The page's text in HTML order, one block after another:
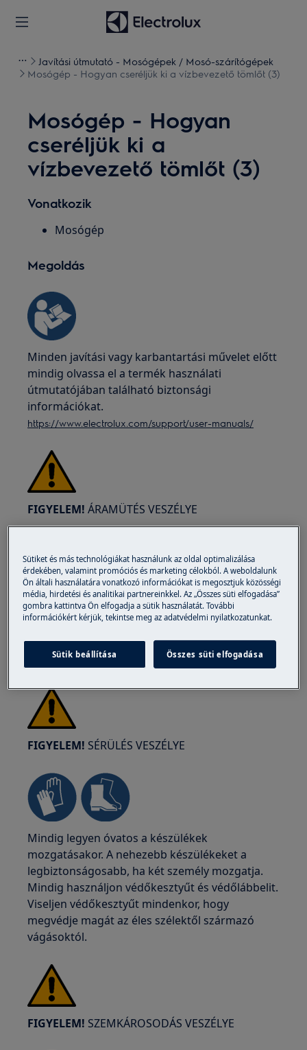
Javítási útmutató - Mosógépek / Mosó-szárítógépek
Mosógép - Hogyan cseréljük ki a vízbevezető tömlőt (3)
Mosógép - Hogyan
cseréljük ki a
vízbevezető tömlőt (3)
Vonatkozik
Mosógép
Megoldás
Minden javítási vagy karbantartási művelet előtt
mindig olvassa el a termék használati
útmutatójában található biztonsági
információkat.
https://www.electrolux.com/support/user-manuals/
FIGYELEM! ÁRAMÜTÉS VESZÉLYE
műveletet végezne, kapcsolja ki a készüléket és
húzza ki a hálózati csatlakozót a konnektorból.
FIGYELEM! SÉRÜLÉS VESZÉLYE
Mindig legyen óvatos a készülékek
mozgatásakor. A nehezebb készülékeket a
legbiztonságosabb, ha két személy mozgatja.
Mindig használjon védőkesztyűt és védőlábbelit.
Viseljen védőkesztyűt mindenkor, hogy
megvédje magát az éles szélektől származó
vágásoktól.
FIGYELEM! SZEMKÁROSODÁS VESZÉLYE
Sütiket és más technológiákat használunk az oldal optimalizálása
érdekében, valamint promóciós és marketing célokból. A weboldalunk
Ön általi használatára vonatkozó információkat is megosztjuk közösségi
média, hirdetési és analitikai partnereinkkel. Az „Összes süti elfogadása”
gombra kattintva Ön elfogadja a sütik használatát. További
információkért kérjük, tekintse meg az adatvédelmi nyilatkozatunkat.
Sütik beállítása Összes süti elfogadása